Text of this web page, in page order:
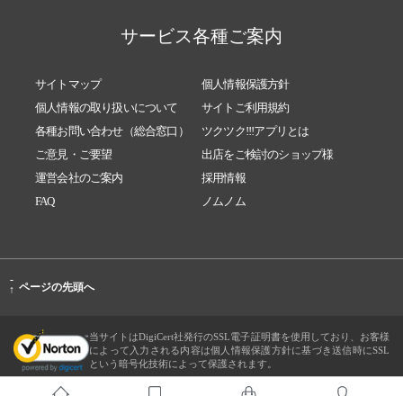
サービス各種ご案内
サイトマップ
個人情報保護方針
個人情報の取り扱いについて
サイトご利用規約
各種お問い合わせ（総合窓口）
ツクツク!!!アプリとは
ご意見・ご要望
出店をご検討のショップ様
運営会社のご案内
採用情報
FAQ
ノムノム
-
↑ ページの先頭へ
当サイトはDigiCert社発行のSSL電子証明書を使用しており、お客様
によって入力される内容は個人情報保護方針に基づき送信時にSSL
という暗号化技術によって保護されます。